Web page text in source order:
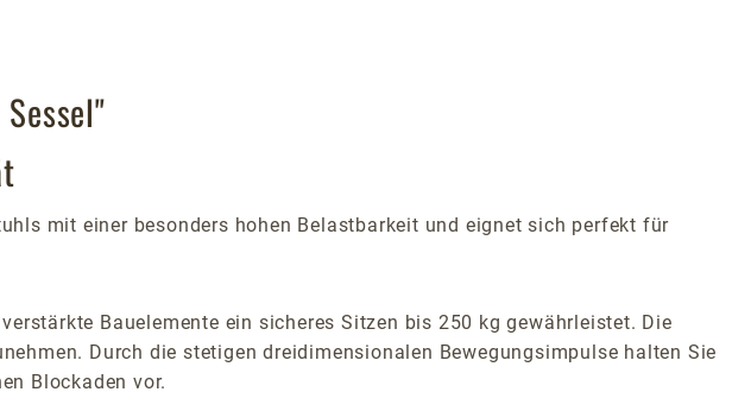
mit einer besonders hohen Belastbarkeit und eignet sich perfekt für
Bauelemente ein sicheres Sitzen bis 250 kg gewährleistet. Die
Durch die stetigen dreidimensionalen Bewegungsimpulse halten Sie
Blockaden vor.